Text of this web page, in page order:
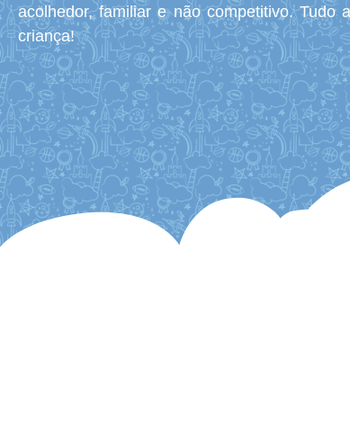
acolhedor, familiar e não competitivo. Tudo
criança!